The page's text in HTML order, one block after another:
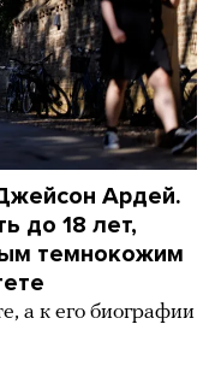
Ардей.
до 18 лет,
темнокожим
а к его биографии